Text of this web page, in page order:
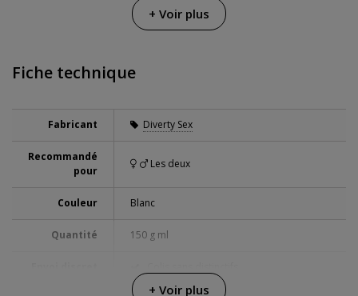
+ Voir plus
Fiche technique
Fabricant Diverty Sex
Recommandé
pour
Les deux
Couleur Blanc
Quantité 150 g ml
+ Voir plus